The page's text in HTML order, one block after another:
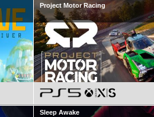
Project Motor Racing
Sleep Awake